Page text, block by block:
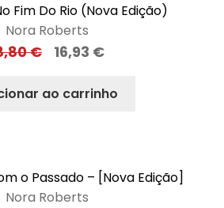
Fim Do Rio (Nova Edição)
Nora Roberts
€ 16,93 €
ao carrinho
o Passado – [Nova Edição]
Nora Roberts